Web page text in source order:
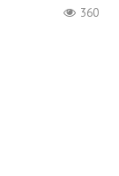
360